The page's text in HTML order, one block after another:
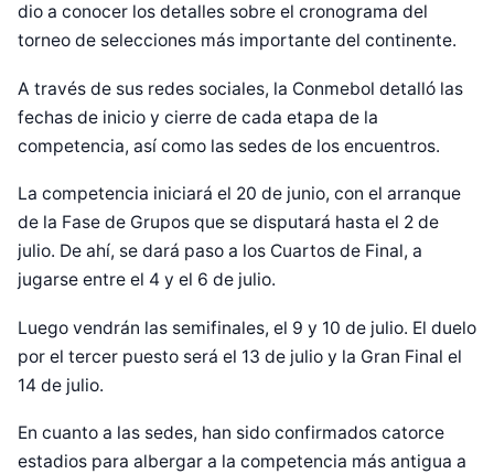
dio a conocer los detalles sobre el cronograma del
torneo de selecciones más importante del continente.
A través de sus redes sociales, la Conmebol detalló las
fechas de inicio y cierre de cada etapa de la
competencia, así como las sedes de los encuentros.
La competencia iniciará el 20 de junio, con el arranque
de la Fase de Grupos que se disputará hasta el 2 de
julio. De ahí, se dará paso a los Cuartos de Final, a
jugarse entre el 4 y el 6 de julio.
Luego vendrán las semifinales, el 9 y 10 de julio. El duelo
por el tercer puesto será el 13 de julio y la Gran Final el
14 de julio.
En cuanto a las sedes, han sido confirmados catorce
estadios para albergar a la competencia más antigua a